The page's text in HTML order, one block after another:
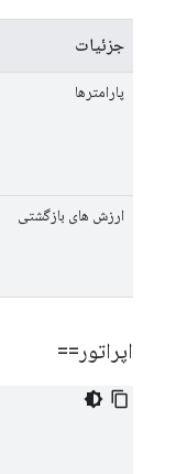
جزئیات
پارامترها
ارزش های بازگشتی
اپراتور==